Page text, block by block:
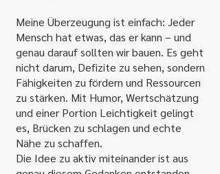
Meine Überzeugung ist einfach: Jeder
Mensch hat etwas, das er kann – und
genau darauf sollten wir bauen. Es geht
nicht darum, Defizite zu sehen, sondern
Fähigkeiten zu fördern und Ressourcen
zu stärken. Mit Humor, Wertschätzung
und einer Portion Leichtigkeit gelingt
es, Brücken zu schlagen und echte
Nähe zu schaffen.
Die Idee zu aktiv miteinander ist aus